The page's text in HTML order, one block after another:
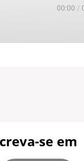
00:00 /
se em